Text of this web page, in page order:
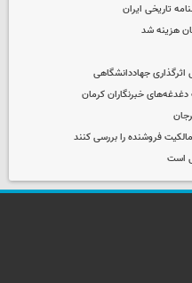
تاریخی ایران
جهاددانشگاهی
خبرنگاران کرمان
فروشنده را بررسی کنند
است